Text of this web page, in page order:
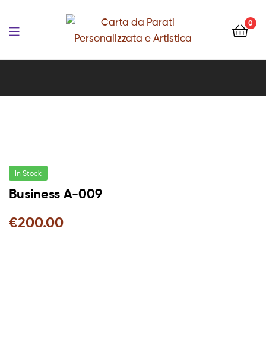
Carta
da
e
0
da
In Stock
Business A-009
€200.00